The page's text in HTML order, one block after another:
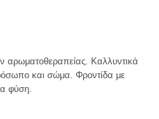
αρωματοθεραπείας. Καλλυντικά
και σώμα. Φροντίδα με
φύση.